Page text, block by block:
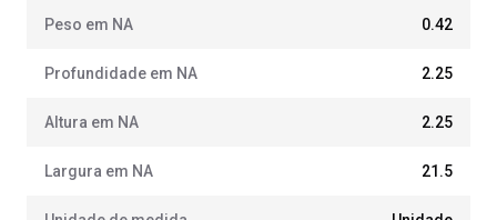
Peso em NA 0.42
Profundidade em NA 2.25
Altura em NA 2.25
Largura em NA 21.5